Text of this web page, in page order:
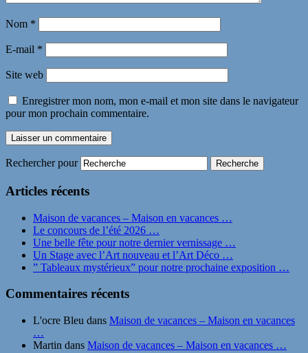
Nom *
E-mail *
Site web
Enregistrer mon nom, mon e-mail et mon site dans le navigateur
pour mon prochain commentaire.
Rechercher pour
Articles récents
Maison de vacances – Maison en vacances …
Le concours de l’été 2026 …
Une belle fête pour notre dernier vernissage …
Un Stage avec l’Art nouveau et l’Art Déco …
” Tableaux mystérieux” pour notre prochaine exposition …
Commentaires récents
L'ocre Bleu dans Maison de vacances – Maison en vacances
…
Martin dans Maison de vacances – Maison en vacances …